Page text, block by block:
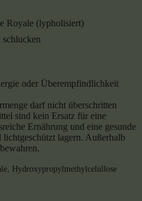
Royale (lypholisiert)
oder Überempfindlichkeit
darf nicht überschritten
sind kein Ersatz für eine
Ernährung und eine gesunde
lagern. Außerhalb
Hydroxypropylmethylcelullose